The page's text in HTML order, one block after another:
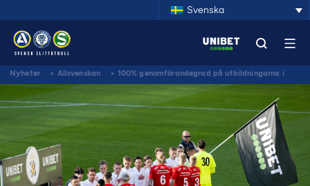
Svenska
Nyheter > Allsvenskan > 100% genomförandegrad på utbildningarna i
anti matchfixning och ansvarsfullt spelande